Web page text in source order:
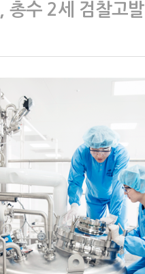
수 2세 검찰고발